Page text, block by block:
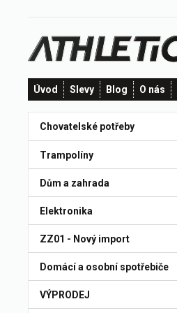
Úvod Slevy Blog O nás
Chovatelské potřeby
Trampolíny
Dům a zahrada
Elektronika
ZZ01 - Nový import
Domácí a osobní spotřebiče
VÝPRODEJ